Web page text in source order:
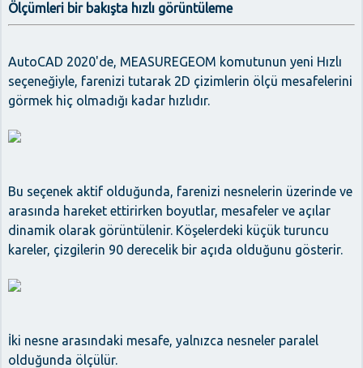
Ölçümleri bir bakışta hızlı görüntüleme
AutoCAD 2020'de, MEASUREGEOM komutunun yeni Hızlı
seçeneğiyle, farenizi tutarak 2D çizimlerin ölçü mesafelerini
görmek hiç olmadığı kadar hızlıdır.
Bu seçenek aktif olduğunda, farenizi nesnelerin üzerinde ve
arasında hareket ettirirken boyutlar, mesafeler ve açılar
dinamik olarak görüntülenir. Köşelerdeki küçük turuncu
kareler, çizgilerin 90 derecelik bir açıda olduğunu gösterir.
İki nesne arasındaki mesafe, yalnızca nesneler paralel
olduğunda ölçülür.